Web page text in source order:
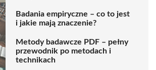
Badania empiryczne – co to jest
i jakie mają znaczenie?
Metody badawcze PDF – pełny
przewodnik po metodach i
technikach